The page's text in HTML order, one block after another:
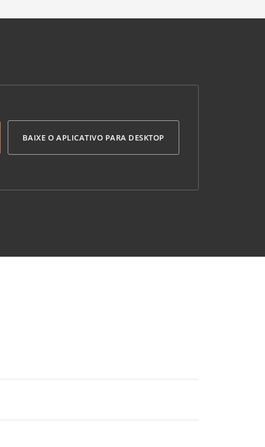
BAIXE O APLICATIVO PARA DESKTOP